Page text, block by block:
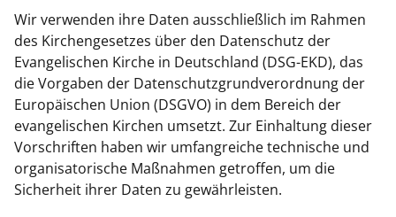
Wir verwenden ihre Daten ausschließlich im Rahmen
des Kirchengesetzes über den Datenschutz der
Evangelischen Kirche in Deutschland (DSG-EKD), das
die Vorgaben der Datenschutzgrundverordnung der
Europäischen Union (DSGVO) in dem Bereich der
evangelischen Kirchen umsetzt. Zur Einhaltung dieser
Vorschriften haben wir umfangreiche technische und
organisatorische Maßnahmen getroffen, um die
Sicherheit ihrer Daten zu gewährleisten.